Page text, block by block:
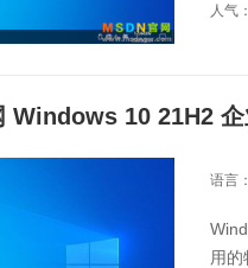
人气
Windows 10 21H2
语言
用